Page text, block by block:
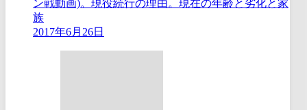
ン戦動画)。現役続行の理由。現在の年齢と劣化と家
族
2017年6月26日